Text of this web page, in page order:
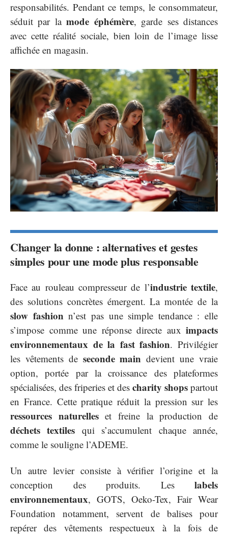
responsabilités. Pendant ce temps, le consommateur,
séduit par lamode éphémère, garde ses distances
avec cette réalité sociale, bien loin de l’image lisse
affichée en magasin.
Changer la donne : alternatives et gestes
simples pour une mode plus responsable
Face au rouleau compresseur de l’industrie textile,
des solutions concrètes émergent. La montée de la
slow fashionn’est pas une simple tendance : elle
s’impose comme une réponse directe aux impacts
environnementaux de la fast fashion. Privilégier
les vêtements de seconde main devient une vraie
option, portée par la croissance des plateformes
spécialisées, des friperies et des charity shops partout
en France. Cette pratique réduit la pression sur les
ressources naturelleset freine la production de
déchets textiles qui s’accumulent chaque année,
comme le souligne l’ADEME.
Un autre levier consiste à vérifier l’origine et la
conception des produits. Les labels
environnementaux, GOTS, Oeko-Tex, Fair Wear
Foundation notamment, servent de balises pour
repérer des vêtements respectueux à la fois de